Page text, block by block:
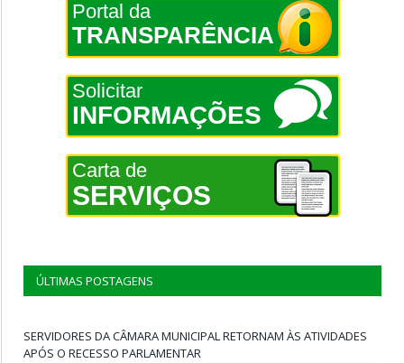
Portal da
TRANSPARÊNCIA
Solicitar
INFORMAÇÕES
Carta de
SERVIÇOS
ÚLTIMAS POSTAGENS
SERVIDORES DA CÂMARA MUNICIPAL RETORNAM ÀS ATIVIDADES
APÓS O RECESSO PARLAMENTAR